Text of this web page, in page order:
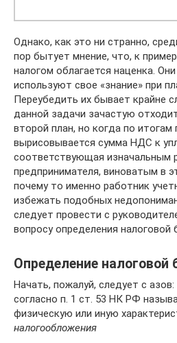
Однако, как это ни странно,
пор бытует мнение, что, к
налогом облагается наценка.
используют свое «знание» при
Переубедить их бывает крайне
данной задачи зачастую
второй план, но когда по итогам
вырисовывается сумма НДС к
соответствующая изначальным
предпринимателя, виноватым в
почему то именно работник
избежать подобных
следует провести с
вопросу определения
Определение налоговой
Начать, пожалуй, следует с
согласно п. 1 ст. 53 НК РФ
физическую или иную
налогообложения